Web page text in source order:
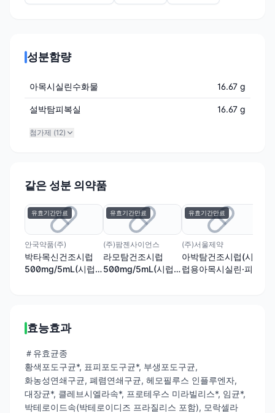
성분함량
아목시실린수화물 16.67 g
설박탐피복실 16.67 g
첨가제 (12)
같은 성분 의약품
유효기간만료
안국약품(주)
박타목신건조시럽
500mg/5mL(시럽
유효기간만료
(주)팜젠사이언스
라모탐건조시럽
500mg/5mL(시럽
유효기간만료
(주)서울제약
아박탐건조시럽(시
럽용아목시실린·피
효능효과
＃유효균종
황색포도구균*, 표피포도구균*, 부생포도구균,
화농성연쇄구균, 폐렴연쇄구균, 헤모필루스 인플루엔자,
대장균*, 클레브시엘라속*, 프로테우스 미라빌리스*, 임균*,
박테로이드속(박테로이디즈 프라질리스 포함), 모락셀라